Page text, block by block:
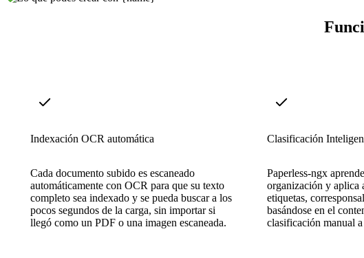
Indexación OCR automática
Cada documento subido es escaneado
automáticamente con OCR para que su texto
completo sea indexado y se pueda buscar a los
pocos segundos de la carga, sin importar si
llegó como un PDF o una imagen escaneada.
Clasificación
Paperless-ngx
organización y aplica
etiquetas,
basándose en el
clasificación manual